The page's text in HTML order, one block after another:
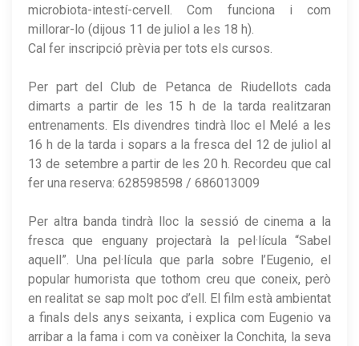
microbiota-intestí-cervell. Com funciona i com
millorar-lo (dijous 11 de juliol a les 18 h).
Cal fer inscripció prèvia per tots els cursos.
Per part del Club de Petanca de Riudellots cada
dimarts a partir de les 15 h de la tarda realitzaran
entrenaments. Els divendres tindrà lloc el Melé a les
16 h de la tarda i sopars a la fresca del 12 de juliol al
13 de setembre a partir de les 20 h. Recordeu que cal
fer una reserva: 628598598 / 686013009
Per altra banda tindrà lloc la sessió de cinema a la
fresca que enguany projectarà la pel·lícula “Sabel
aquell”. Una pel·lícula que parla sobre l’Eugenio, el
popular humorista que tothom creu que coneix, però
en realitat se sap molt poc d’ell. El film està ambientat
a finals dels anys seixanta, i explica com Eugenio va
arribar a la fama i com va conèixer la Conchita, la seva